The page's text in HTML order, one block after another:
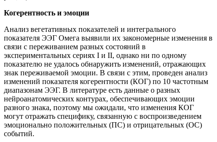
Когерентность и эмоции
Анализ вегетативных показателей и интегрального
показателя ЭЭГ Омега выявили их закономерные изменения в
связи с переживанием разных состояний в
экспериментальных сериях I и II, однако ни по одному
показателю не удалось обнаружить изменений, отражающих
знак переживаемой эмоции. В связи с этим, проведен анализ
изменений показателя когерентности (КОГ) по 10 частотным
диапазонам ЭЭГ. В литературе есть данные о разных
нейроанатомических контурах, обеспечивающих эмоции
разного знака, поэтому мы ожидали, что изменения КОГ
могут отражать специфику, связанную с воспроизведением
эмоционально положительных (ПС) и отрицательных (ОС)
событий.